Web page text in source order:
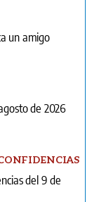
un amigo
de 2026
del 9 de